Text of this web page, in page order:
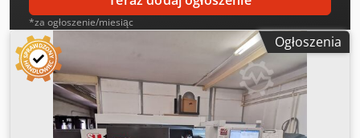
*za ogłoszenie/miesiąc
Ogłoszenia